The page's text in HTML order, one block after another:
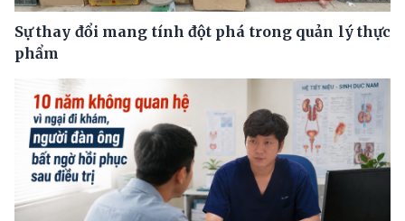
Sự thay đổi mang tính đột phá trong quản lý thực
phẩm